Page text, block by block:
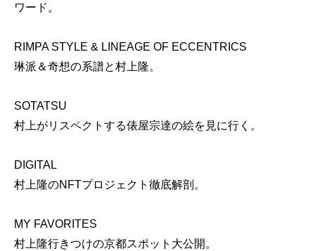
ワード。
RIMPA STYLE & LINEAGE OF ECCENTRICS
琳派＆奇想の系譜と村上隆。
SOTATSU
村上がリスペクトする俵屋宗達の絵を見に行く。
DIGITAL
村上隆のNFTプロジェクト徹底解剖。
MY FAVORITES
村上隆行きつけの京都スポット大公開。